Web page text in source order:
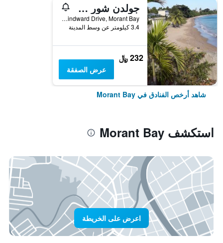
جولدن شور ريزورت
Lot 288b Windward Drive, Morant Bay, جامايكا
3.4 كيلومتر عن وسط المدينة
232 ﷼
عرض الصفقة
شاهد أرخص الفنادق في Morant Bay
استكشف Morant Bay
اعرض على الخريطة